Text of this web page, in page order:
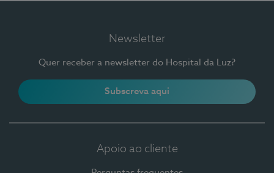
Newsletter
Quer receber a newsletter do Hospital da Luz?
Subscreva aqui
Apoio ao cliente